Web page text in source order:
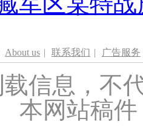
About us | 联系我们 | 广告服务
信息，不
本网站稿